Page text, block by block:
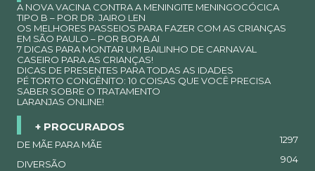
A NOVA VACINA CONTRA A MENINGITE MENINGOCÓCICA
TIPO B – POR DR. JAIRO LEN
OS MELHORES PASSEIOS PARA FAZER COM AS CRIANÇAS
EM SÃO PAULO – POR BORA.AI
7 DICAS PARA MONTAR UM BAILINHO DE CARNAVAL
CASEIRO PARA AS CRIANÇAS!
DICAS DE PRESENTES PARA TODAS AS IDADES
PÉ TORTO CONGÊNITO: 10 COISAS QUE VOCÊ PRECISA
SABER SOBRE O TRATAMENTO
LARANJAS ONLINE!
+ PROCURADOS
DE MÃE PARA MÃE 1297
DIVERSÃO 904